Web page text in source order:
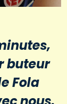
buteur
Fola